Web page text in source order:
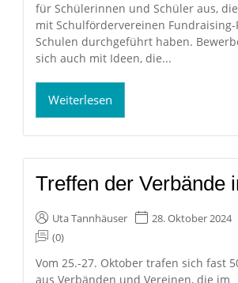
für Schülerinnen und Schüler aus,
mit Schulfördervereinen Fundraising-
Schulen durchgeführt haben.
sich auch mit Ideen, die...
Weiterlesen
Treffen der Verbände
Uta Tannhäuser 28. Oktober 2024
(0)
Vom 25.-27. Oktober trafen sich fast
aus Verbänden und Vereinen, die im